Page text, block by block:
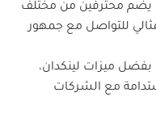
يضم محترفين من مختلف
للتواصل مع جمهور
بفضل ميزات لينكدان،
مع الشركات